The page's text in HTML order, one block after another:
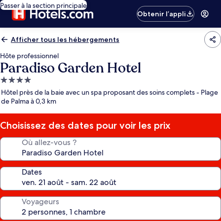
Passer à la section principale
Obtenir l’appli
Afficher tous les hébergements
Hôte professionnel
Paradiso Garden Hotel
Hébergement
4.0 étoiles
Hôtel près de la baie avec un spa proposant des soins complets - Plage
de Palma à 0,3 km
Choisissez des dates pour voir les prix
Où allez-vous ?
Dates
Voyageurs